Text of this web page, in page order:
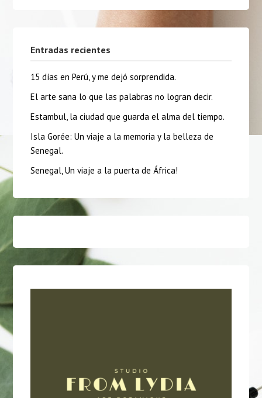
Entradas recientes
15 días en Perú, y me dejó sorprendida.
El arte sana lo que las palabras no logran decir.
Estambul, la ciudad que guarda el alma del tiempo.
Isla Gorée: Un viaje a la memoria y la belleza de
Senegal.
Senegal, Un viaje a la puerta de África!